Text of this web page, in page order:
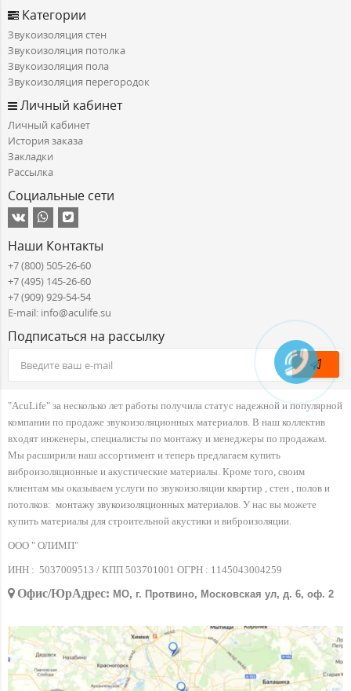
Категории
Звукоизоляция стен
Звукоизоляция потолка
Звукоизоляция пола
Звукоизоляция перегородок
Личный кабинет
Личный кабинет
История заказа
Закладки
Рассылка
Социальные сети
Наши Контакты
+7 (800) 505-26-60
+7 (495) 145-26-60
+7 (909) 929-54-54
E-mail: info@aculife.su
Подписаться на рассылку
"AcuLife" за несколько лет работы получила статус надежной и популярной
компании по продаже звукоизоляционных материалов. В наш коллектив
входят инженеры, специалисты по монтажу и менеджеры по продажам.
Мы расширили наш ассортимент и теперь предлагаем купить
виброизоляционные и акустические материалы. Кроме того, своим
клиентам мы оказываем услуги по звукоизоляции квартир , стен , полов и
потолков: монтажу звукоизоляционных материалов. У нас вы можете
купить материалы для строительной акустики и виброизоляции.
ООО " ОЛИМП"
ИНН : 5037009513 / КПП 503701001 ОГРН : 1145043004259
Офис/ЮрАдрес: МО, г. Протвино, Московская ул, д. 6, оф. 2